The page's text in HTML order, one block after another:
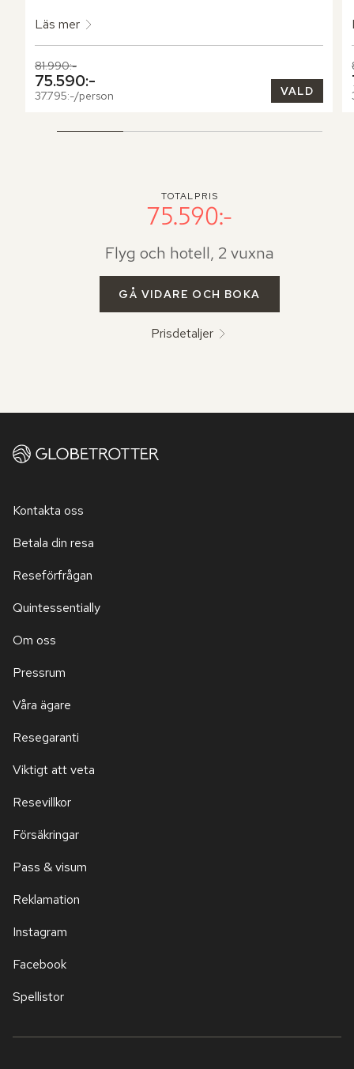
Läs mer
Tidigare pris,
81.990:-
Nuvarande pris,
75.590:-
37.795:-/person VALD
TOTALPRIS
75.590:-
Flyg och hotell, 2 vuxna
GÅ VIDARE OCH BOKA
Prisdetaljer
Kontakta oss
Betala din resa
Reseförfrågan
Quintessentially
Om oss
Pressrum
Våra ägare
Resegaranti
Viktigt att veta
Resevillkor
Försäkringar
Pass & visum
Reklamation
Instagram
Facebook
Spellistor